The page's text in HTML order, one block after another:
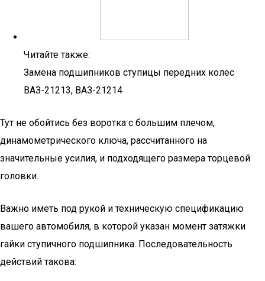
Читайте также:
Замена подшипников ступицы передних колес
ВАЗ-21213, ВАЗ-21214
Тут не обойтись без воротка с большим плечом,
динамометрического ключа, рассчитанного на
значительные усилия, и подходящего размера торцевой
головки.
Важно иметь под рукой и техническую спецификацию
вашего автомобиля, в которой указан момент затяжки
гайки ступичного подшипника. Последовательность
действий такова: